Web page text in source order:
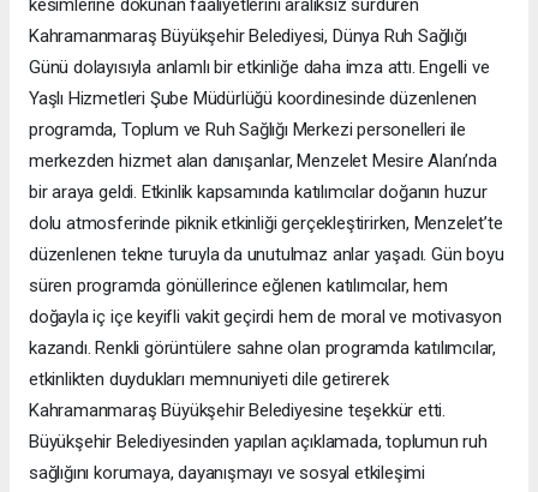
kesimlerine dokunan faaliyetlerini aralıksız sürdüren
Kahramanmaraş Büyükşehir Belediyesi, Dünya Ruh Sağlığı
Günü dolayısıyla anlamlı bir etkinliğe daha imza attı. Engelli ve
Yaşlı Hizmetleri Şube Müdürlüğü koordinesinde düzenlenen
programda, Toplum ve Ruh Sağlığı Merkezi personelleri ile
merkezden hizmet alan danışanlar, Menzelet Mesire Alanı’nda
bir araya geldi. Etkinlik kapsamında katılımcılar doğanın huzur
dolu atmosferinde piknik etkinliği gerçekleştirirken, Menzelet’te
düzenlenen tekne turuyla da unutulmaz anlar yaşadı. Gün boyu
süren programda gönüllerince eğlenen katılımcılar, hem
doğayla iç içe keyifli vakit geçirdi hem de moral ve motivasyon
kazandı. Renkli görüntülere sahne olan programda katılımcılar,
etkinlikten duydukları memnuniyeti dile getirerek
Kahramanmaraş Büyükşehir Belediyesine teşekkür etti.
Büyükşehir Belediyesinden yapılan açıklamada, toplumun ruh
sağlığını korumaya, dayanışmayı ve sosyal etkileşimi